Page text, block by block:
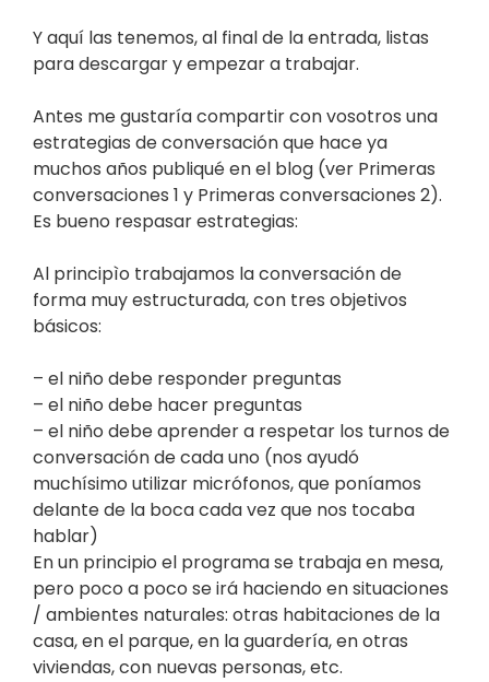
Y aquí las tenemos, al final de la entrada, listas
para descargar y empezar a trabajar.
Antes me gustaría compartir con vosotros una
estrategias de conversación que hace ya
muchos años publiqué en el blog (ver Primeras
conversaciones 1 y Primeras conversaciones 2).
Es bueno respasar estrategias:
Al principìo trabajamos la conversación de
forma muy estructurada, con tres objetivos
básicos:
– el niño debe responder preguntas
– el niño debe hacer preguntas
– el niño debe aprender a respetar los turnos de
conversación de cada uno (nos ayudó
muchísimo utilizar micrófonos, que poníamos
delante de la boca cada vez que nos tocaba
hablar)
En un principio el programa se trabaja en mesa,
pero poco a poco se irá haciendo en situaciones
/ ambientes naturales: otras habitaciones de la
casa, en el parque, en la guardería, en otras
viviendas, con nuevas personas, etc.